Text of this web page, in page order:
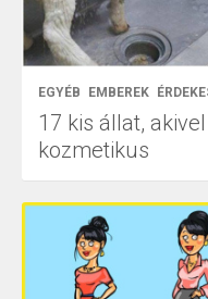
EGYÉB EMBEREK
17 kis állat,
kozmetikus